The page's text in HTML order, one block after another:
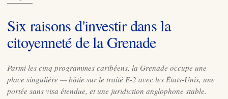
Six raisons d'investir dans la
citoyenneté de la Grenade
Parmi les cinq programmes caribéens, la Grenade occupe une
place singulière — bâtie sur le traité E-2 avec les États-Unis, une
portée sans visa étendue, et une juridiction anglophone stable.